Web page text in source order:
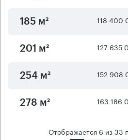
185 м² 118 400
201 м² 127 635
254 м² 152 908
278 м² 163 186
Отображается 6 из33